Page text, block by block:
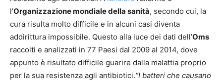
l’Organizzazione mondiale della sanità, secondo cui, la
cura risulta molto difficile e in alcuni casi diventa
addirittura impossibile. Questo alla luce dei dati dell’Oms
raccolti e analizzati in 77 Paesi dal 2009 al 2014, dove
appunto è risultato difficile guarire dalla malattia proprio
per la sua resistenza agli antibiotici.“I batteri che causano